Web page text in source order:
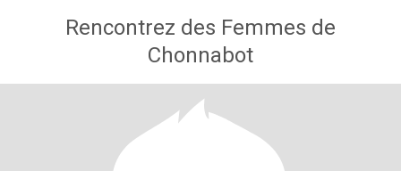
Rencontrez des Femmes de
Chonnabot